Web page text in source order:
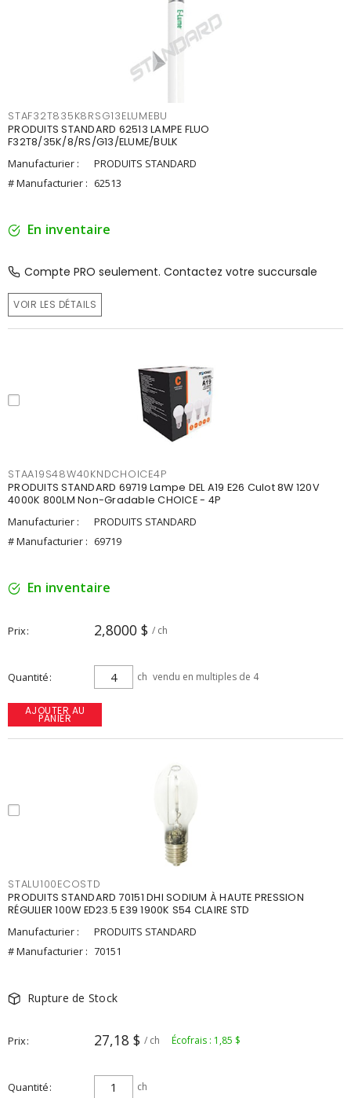
STAF32T835K8RSG13ELUMEBU
PRODUITS STANDARD 62513 LAMPE FLUO
F32T8/35K/8/RS/G13/ELUME/BULK
Manufacturier :
PRODUITS STANDARD
# Manufacturier : 62513
En inventaire
Compte PRO seulement. Contactez votre succursale
VOIR LES DÉTAILS
STAA19S48W40KNDCHOICE4P
PRODUITS STANDARD 69719 Lampe DEL A19 E26 Culot 8W 120V
4000K 800LM Non-Gradable CHOICE - 4P
Manufacturier :
PRODUITS STANDARD
# Manufacturier : 69719
En inventaire
Prix 2,8000 $ / ch
Quantité ch vendu en multiples de 4
AJOUTER AU
PANIER
STALU100ECOSTD
PRODUITS STANDARD 70151 DHI SODIUM À HAUTE PRESSION
RÉGULIER 100W ED23.5 E39 1900K S54 CLAIRE STD
Manufacturier :
PRODUITS STANDARD
# Manufacturier : 70151
Rupture de Stock
Prix 27,18 $ / ch Écofrais : 1,85 $
Quantité ch